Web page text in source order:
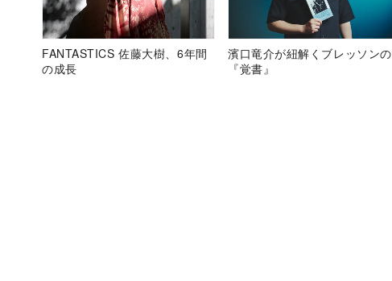
FANTASTICS 佐藤大樹、6年間
の成長
濱口竜介が紐解くブレッソンの
『覚書』